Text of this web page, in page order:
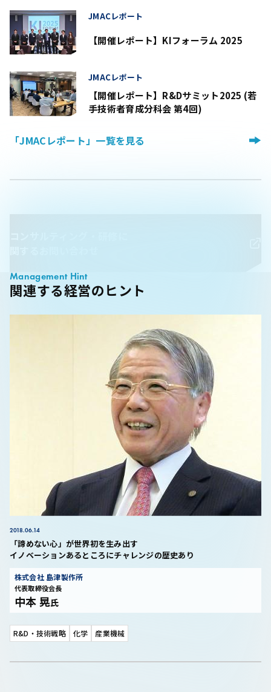
【開催レポート】KIフォーラム 2025
JMACレポート
【開催レポート】R&Dサミット2025 (若
手技術者育成分科会 第4回)
JMACレポート
「JMACレポート」一覧を見る
関連する経営のヒント
Management Hint
「諦めない心」が世界初を生み出す
イノベーションあるところにチャレンジの歴史あり
2018.06.14
株式会社 島津製作所
代表取締役会長
中本 晃氏
R&D・技術戦略 化学 産業機械